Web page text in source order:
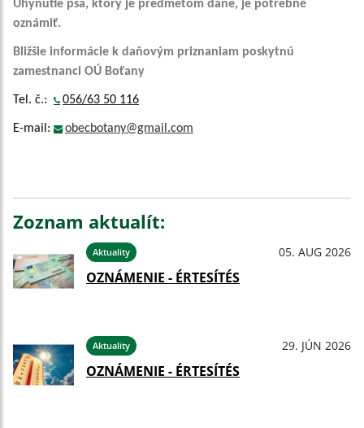
Uhynutie psa, ktorý je predmetom dane, je potrebné
oznámiť.
Bližšie informácie k daňovým priznaniam poskytnú
zamestnanci OÚ Boťany
Tel. č.: 056/63 50 116
E-mail: obecbotany@gmail.com
Zoznam aktualít:
Aktuality 05. AUG 2026
OZNÁMENIE - ÉRTESÍTÉS
Aktuality 29. JÚN 2026
OZNÁMENIE - ÉRTESÍTÉS